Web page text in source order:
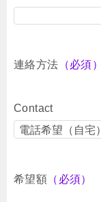
連絡方法 （必須）
Contact
希望額 （必須）